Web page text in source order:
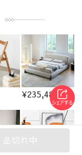
¥235,480
品切れ中